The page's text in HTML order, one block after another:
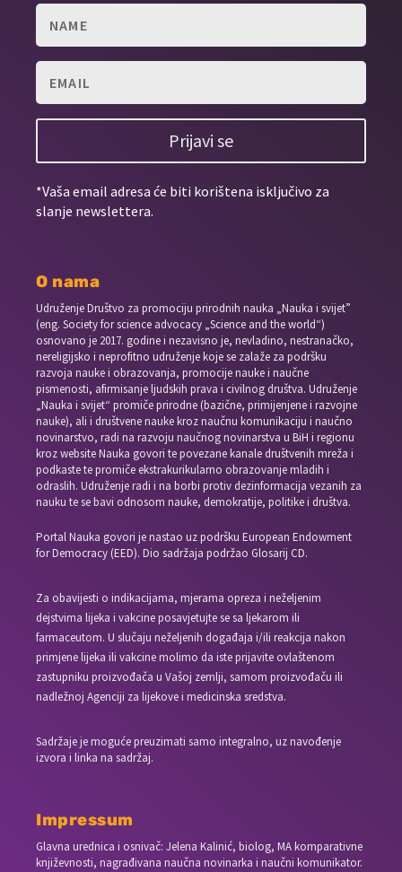
Prijavi se
*Vaša email adresa će biti korištena isključivo za
slanje newslettera.
O nama
Udruženje Društvo za promociju prirodnih nauka „Nauka i svijet”
(eng. Society for science advocacy „Science and the world“)
osnovano je 2017. godine i nezavisno je, nevladino, nestranačko,
nereligijsko i neprofitno udruženje koje se zalaže za podršku
razvoja nauke i obrazovanja, promocije nauke i naučne
pismenosti, afirmisanje ljudskih prava i civilnog društva. Udruženje
„Nauka i svijet“ promiče prirodne (bazične, primijenjene i razvojne
nauke), ali i društvene nauke kroz naučnu komunikaciju i naučno
novinarstvo, radi na razvoju naučnog novinarstva u BiH i regionu
kroz website Nauka govori te povezane kanale društvenih mreža i
podkaste te promiče ekstrakurikularno obrazovanje mladih i
odraslih. Udruženje radi i na borbi protiv dezinformacija vezanih za
nauku te se bavi odnosom nauke, demokratije, politike i društva.
Portal Nauka govori je nastao uz podršku European Endowment
for Democracy (EED). Dio sadržaja podržao Glosarij CD.
Za obavijesti o indikacijama, mjerama opreza i neželjenim
dejstvima lijeka i vakcine posavjetujte se sa ljekarom ili
farmaceutom. U slučaju neželjenih događaja i/ili reakcija nakon
primjene lijeka ili vakcine molimo da iste prijavite ovlaštenom
zastupniku proizvođača u Vašoj zemlji, samom proizvođaču ili
nadležnoj Agenciji za lijekove i medicinska sredstva.
Sadržaje je moguće preuzimati samo integralno, uz navođenje
izvora i linka na sadržaj.
Impressum
Glavna urednica i osnivač: Jelena Kalinić, biolog, MA komparativne
književnosti, nagrađivana naučna novinarka i naučni komunikator.